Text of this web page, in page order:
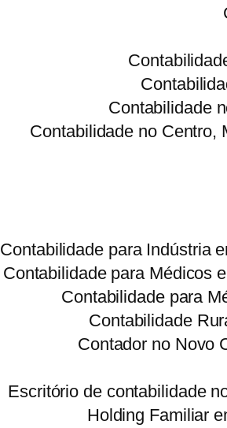
Contabilidade
Contabilidade no Centro,
Contabilidade para Indústria
Contabilidade para Médicos
Contabilidade para
Contabilidade
Contador no Novo
Escritório de contabilidade
Holding Familiar